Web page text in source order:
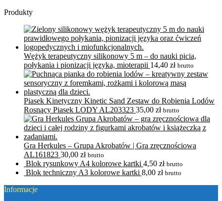
Produkty
Wężyk terapeutyczny silikonowy 5 m – do nauki picia,
połykania i pionizacji języka, mioterapii 14,40 zł brutto
Piasek Kinetyczny Kinetic Sand Zestaw do Robienia Lodów
Rosnący Piasek LODY AL203323 35,00 zł brutto
Gra Herkules – Grupa Akrobatów | Gra zręcznościowa
AL161823 30,00 zł brutto
Blok rysunkowy A4 kolorowe kartki 4,50 zł brutto
Blok techniczny A3 kolorowe kartki 8,00 zł brutto
Informacje